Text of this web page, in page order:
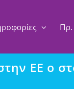
Πρ.
ΕΕ ο